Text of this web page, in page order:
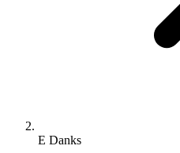
E Danks